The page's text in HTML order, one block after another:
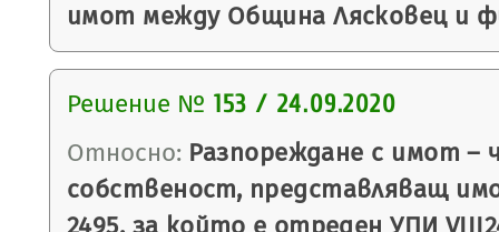
имот между Община Лясковец и
Решение № 153 / 24.09.2020
Относно: Разпореждане с имот –
собственост, представляващ
2495, за който е отреден УПИ